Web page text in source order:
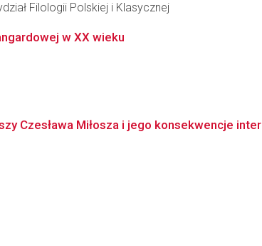
Filologii Polskiej i Klasycznej
w XX wieku
Czesława Miłosza i jego konsekwencje